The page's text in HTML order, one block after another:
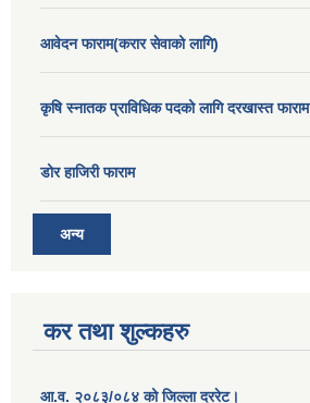
आवेदन फाराम(करार सेवाको लागि)
कृषि स्नातक प्राविधिक पदको लागि दरखास्त फाराम
डोर हाजिरी फाराम
अन्य
कर तथा शुल्कहरु
आ.व. २०८३/०८४ को जिल्ला दररेट।